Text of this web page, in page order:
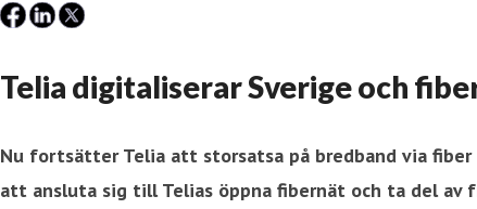
Telia digitaliserar Sverige och
Nu fortsätter Telia att storsatsa på bredband via
att ansluta sig till Telias öppna fibernät och ta del av